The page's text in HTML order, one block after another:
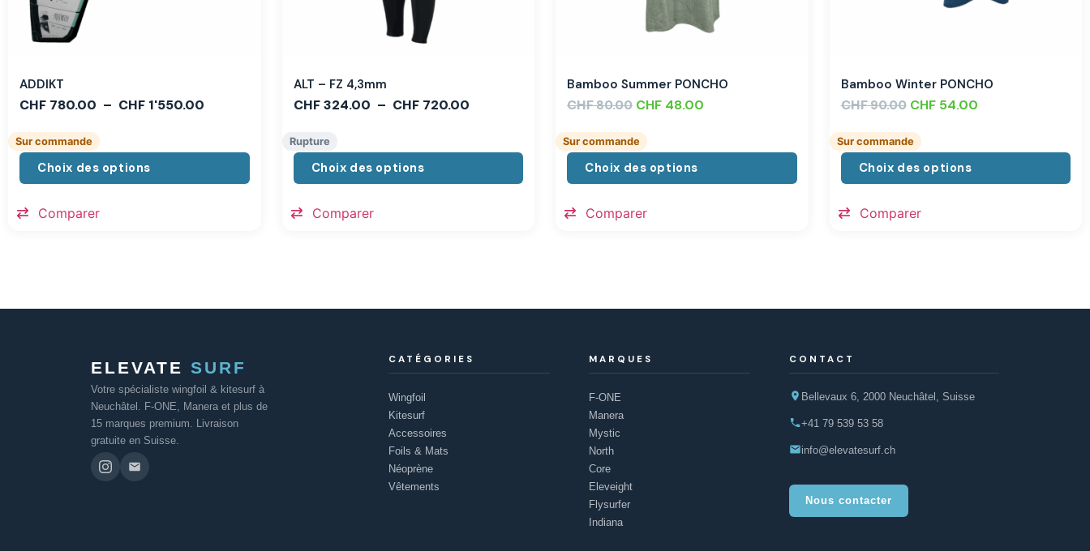
ADDIKT
CHF 780.00 – CHF 1'550.00
Sur commande
Choix des options
Comparer
ALT – FZ 4,3mm
CHF324.00 – CHF720.00
Rupture
Choix des options
Comparer
Bamboo Summer PONCHO
CHF80.00 CHF 48.00
Sur commande
Choix des options
Comparer
Bamboo Winter PONCHO
CHF90.00 CHF54.00
Sur commande
Choix des options
Comparer
ELEVATE SURF
Votre spécialiste wingfoil & kitesurf à
Neuchâtel. F-ONE, Manera et plus de
15 marques premium. Livraison
gratuite en Suisse.
CATÉGORIES
Wingfoil
Kitesurf
Accessoires
Foils & Mats
Néoprène
Vêtements
MARQUES
F-ONE
Manera
Mystic
North
Core
Eleveight
Flysurfer
Indiana
CONTACT
Bellevaux 6, 2000 Neuchâtel, Suisse
+41 79 539 53 58
info@elevatesurf.ch
Nous contacter